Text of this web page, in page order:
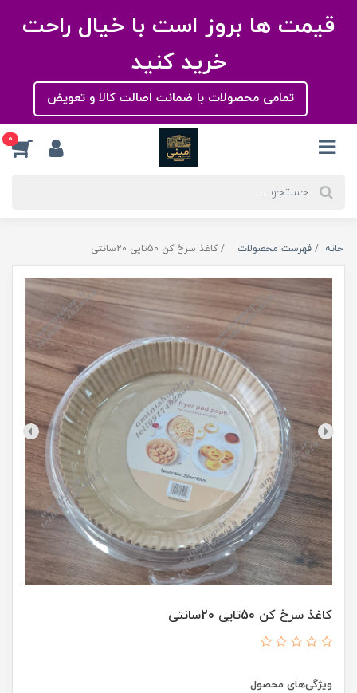
قیمت ها بروز است با خیال راحت
خرید کنید
تمامی محصولات با ضمانت اصالت کالا و تعویض
0
خانه فهرست محصولات کاغذ سرخ کن 50تایی 20سانتی
کاغذ سرخ کن 50تایی 20سانتی
ویژگی‌های محصول